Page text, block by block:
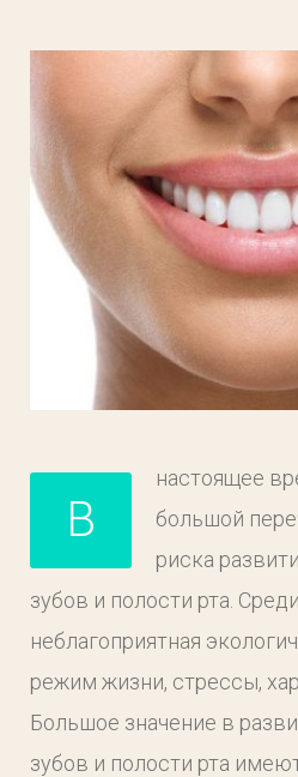
В
настоящее
большой
риска
зубов и полости рта.
неблагоприятная
режим жизни, стрессы,
Большое значение в
зубов и полости рта